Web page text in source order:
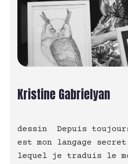
Kristine Gabrielyan
dessin Depuis
est mon langage
lequel je traduis le